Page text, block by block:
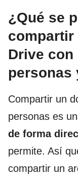
¿Qué se
compartir
Drive con
personas
Compartir un
personas es
de forma
permite. Así
compartir un